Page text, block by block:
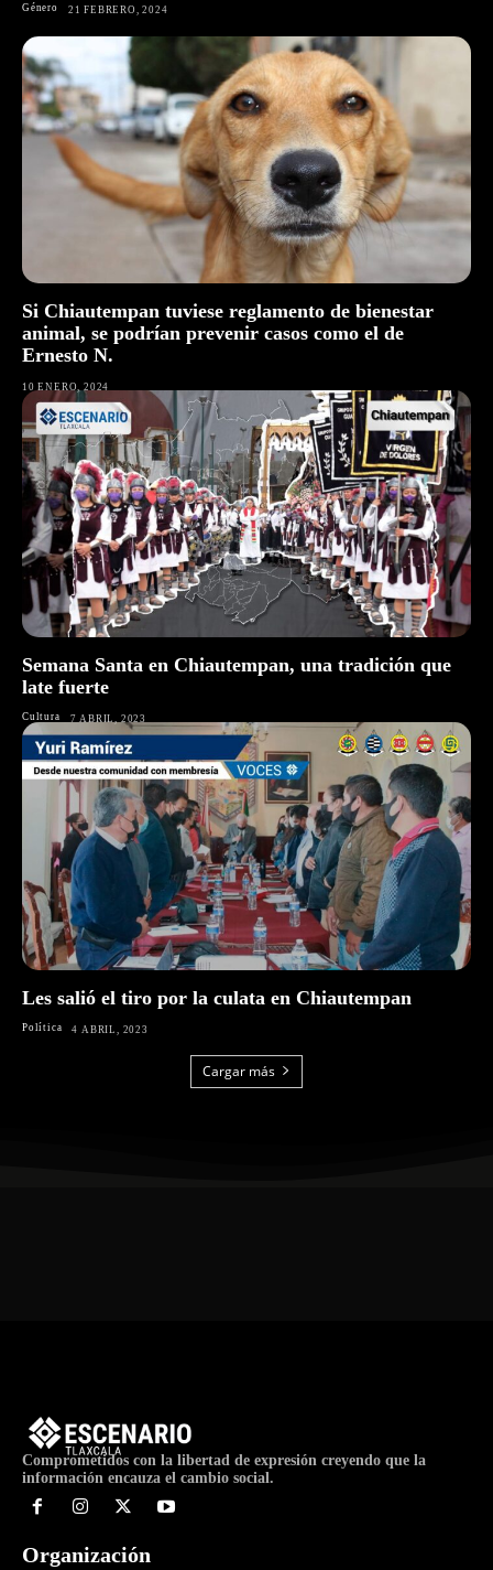
Género 21 FEBRERO, 2024
Si Chiautempan tuviese reglamento de bienestar
animal, se podrían prevenir casos como el de
Ernesto N.
10 ENERO, 2024
Semana Santa en Chiautempan, una tradición que
late fuerte
Cultura 7 ABRIL, 2023
Les salió el tiro por la culata en Chiautempan
Política 4 ABRIL, 2023
Cargar más
Comprometidos con la libertad de expresión creyendo que la
información encauza el cambio social.
Organización